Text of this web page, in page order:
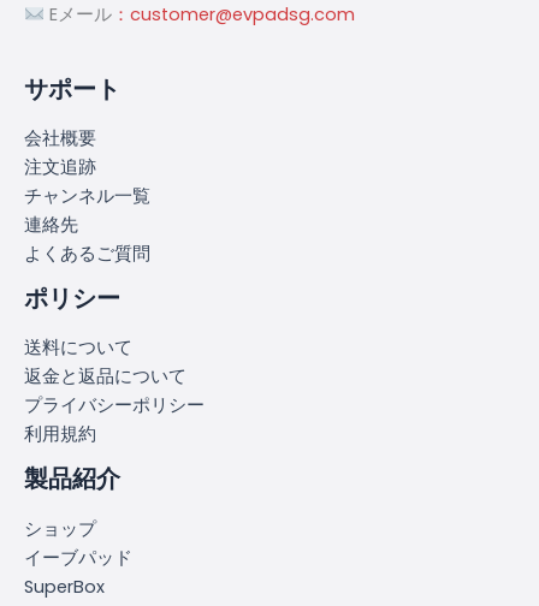
Eメール：customer@evpadsg.com
サポート
会社概要
注文追跡
チャンネル一覧
連絡先
よくあるご質問
ポリシー
送料について
返金と返品について
プライバシーポリシー
利用規約
製品紹介
ショップ
イーブパッド
SuperBox